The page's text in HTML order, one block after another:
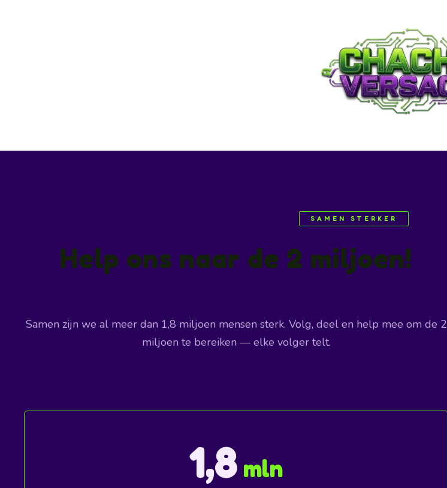
SAMEN STERKER
Help ons naar de 2 miljoen!
Samen zijn we al meer dan 1,8 miljoen mensen sterk. Volg, deel en help mee om de 2
miljoen te bereiken — elke volger telt.
1,8 mln